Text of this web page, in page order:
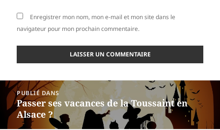
Enregistrer mon nom, mon e-mail et mon site dans le
navigateur pour mon prochain commentaire.
Navigation
de
l’article
PUBLIÉ DANS
Passer ses vacances de la Toussaint en
Alsace ?